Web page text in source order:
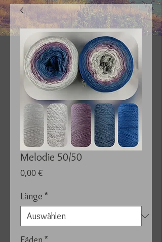
Melodie 50/50
0,00 €Preis
Länge *